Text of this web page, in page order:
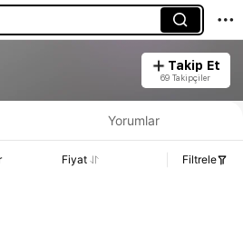
Takip Et
69 Takipçiler
Yorumlar
Fiyat Filtrele